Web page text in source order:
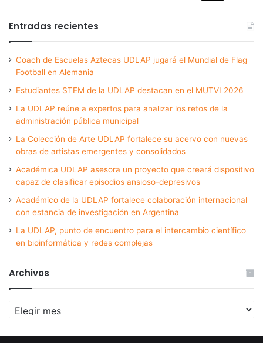
Entradas recientes
Coach de Escuelas Aztecas UDLAP jugará el Mundial de Flag
Football en Alemania
Estudiantes STEM de la UDLAP destacan en el MUTVI 2026
La UDLAP reúne a expertos para analizar los retos de la
administración pública municipal
La Colección de Arte UDLAP fortalece su acervo con nuevas
obras de artistas emergentes y consolidados
Académica UDLAP asesora un proyecto que creará dispositivo
capaz de clasificar episodios ansioso-depresivos
Académico de la UDLAP fortalece colaboración internacional
con estancia de investigación en Argentina
La UDLAP, punto de encuentro para el intercambio científico
en bioinformática y redes complejas
Archivos
Archivos